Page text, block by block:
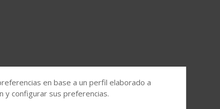
en base a un perfil elaborado a
y configurar sus preferencias.